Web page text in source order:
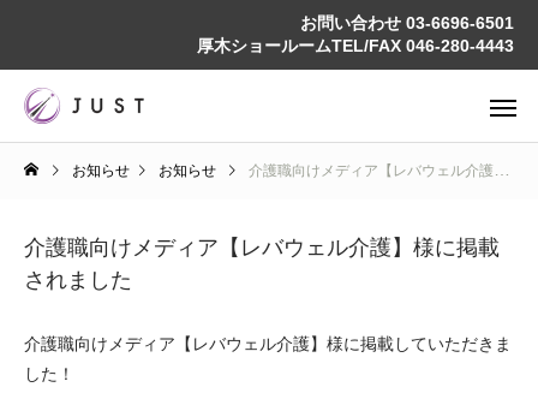
お問い合わせ 03-6696-6501
厚木ショールームTEL/FAX 046-280-4443
お知らせ お知らせ 介護職向けメディア【レバウェル介護】様に掲載されました
介護職向けメディア【レバウェル介護】様に掲載
されました
介護職向けメディア【レバウェル介護】様に掲載していただきま
した！